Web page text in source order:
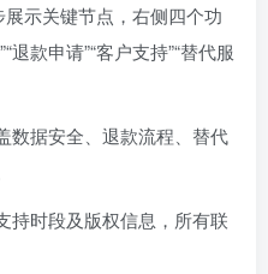
展示关键节点，右侧四个功
退款申请”“客户支持”“替代服
数据安全、退款流程、替代
持时段及版权信息，所有联